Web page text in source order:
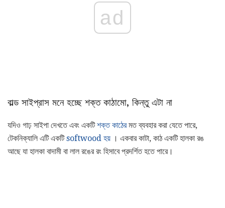
ad
বাল্ড সাইপ্রাস মনে হচ্ছে শক্ত কাঠামো, কিন্তু এটা না
যদিও গাঢ় সাইপা দেখতে এবং একটিশক্ত কাঠেরমত ব্যবহার করা যেতে পারে,
টেকনিক্যালি এটি একটিsoftwood হয় । একবার কাটা, কাঠ একটি হালকা রঙ
আছে যা হালকা বাদামী বা লাল রঙের রং হিসাবে প্রদর্শিত হতে পারে।